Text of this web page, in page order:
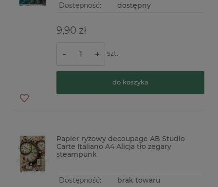
Dostępność: dostępny
9,90 zł
- + szt.
do koszyka
Papier ryżowy decoupage AB Studio
Carte Italiano A4 Alicja tło zegary
steampunk
Dostępność: brak towaru